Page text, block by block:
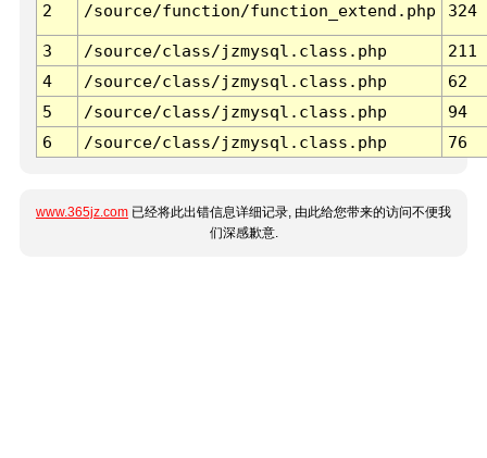
2 /source/function/function_extend.php 324
3 /source/class/jzmysql.class.php
211
4
/source/class/jzmysql.class.php
62
5
/source/class/jzmysql.class.php
94
6
/source/class/jzmysql.class.php 76
www.365jz.com 已经将此出错信息详细记录, 由此给您带来的访问不便我
们深感歉意.